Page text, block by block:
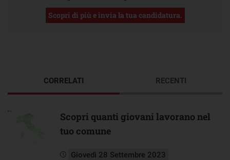
Scopri di più e invia la tua candidatura.
CORRELATI
Scopri quanti giovani lavorano nel
tuo comune
Giovedì 28 Settembre 2023
RECENTI